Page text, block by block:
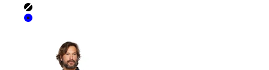
Farbe
Black
Blue